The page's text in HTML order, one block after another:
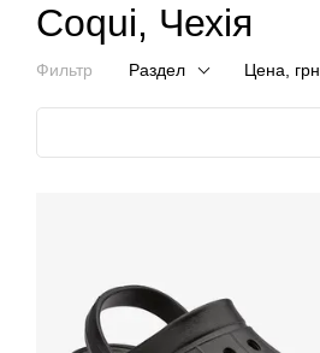
Coqui, Чехія
Фильтр Раздел Цена, грн